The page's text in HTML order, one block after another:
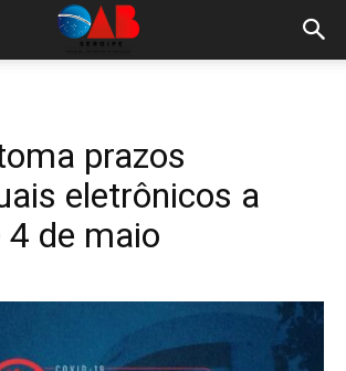
prazos
eletrônicos a
de maio